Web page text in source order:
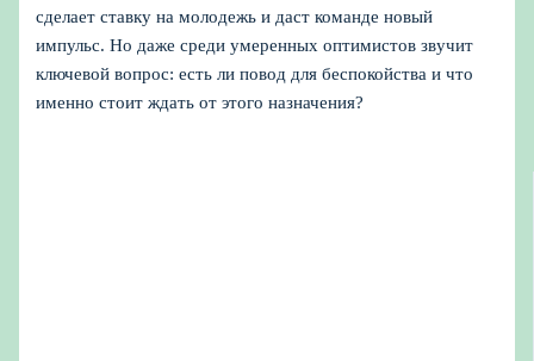
сделает ставку на молодежь и даст команде новый
импульс. Но даже среди умеренных оптимистов звучит
ключевой вопрос: есть ли повод для беспокойства и что
именно стоит ждать от этого назначения?